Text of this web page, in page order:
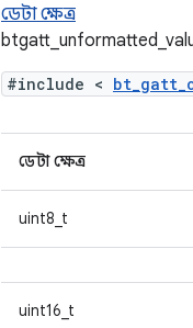
ডেটা ক্ষেত্র
#include <
ডেটা ক্ষেত্র
uint8_t
uint16_t